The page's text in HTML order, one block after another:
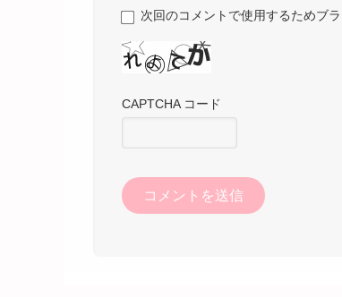
次回のコメントで使用するためブ
CAPTCHA コード